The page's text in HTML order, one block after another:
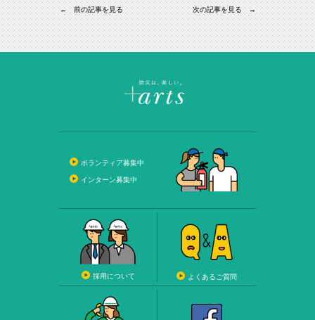
← 前の記事を見る 次の記事を見る →
ボランティア募集中
インターン募集中
採用について よくあるご質問